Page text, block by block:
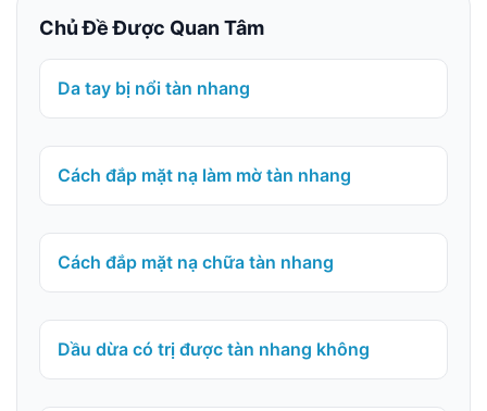
Chủ Đề Được Quan Tâm
Da tay bị nổi tàn nhang
Cách đắp mặt nạ làm mờ tàn nhang
Cách đắp mặt nạ chữa tàn nhang
Dầu dừa có trị được tàn nhang không